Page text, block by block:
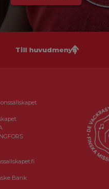
Till huvudmenyn
Bank